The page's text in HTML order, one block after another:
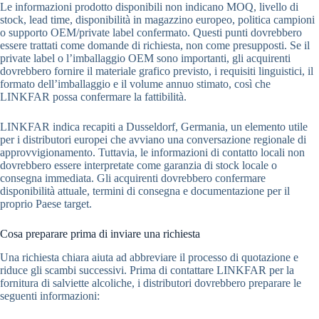
Le informazioni prodotto disponibili non indicano MOQ, livello di
stock, lead time, disponibilità in magazzino europeo, politica campioni
o supporto OEM/private label confermato. Questi punti dovrebbero
essere trattati come domande di richiesta, non come presupposti. Se il
private label o l’imballaggio OEM sono importanti, gli acquirenti
dovrebbero fornire il materiale grafico previsto, i requisiti linguistici, il
formato dell’imballaggio e il volume annuo stimato, così che
LINKFAR possa confermare la fattibilità.
LINKFAR indica recapiti a Dusseldorf, Germania, un elemento utile
per i distributori europei che avviano una conversazione regionale di
approvvigionamento. Tuttavia, le informazioni di contatto locali non
dovrebbero essere interpretate come garanzia di stock locale o
consegna immediata. Gli acquirenti dovrebbero confermare
disponibilità attuale, termini di consegna e documentazione per il
proprio Paese target.
Cosa preparare prima di inviare una richiesta
Una richiesta chiara aiuta ad abbreviare il processo di quotazione e
riduce gli scambi successivi. Prima di contattare LINKFAR per la
fornitura di salviette alcoliche, i distributori dovrebbero preparare le
seguenti informazioni: